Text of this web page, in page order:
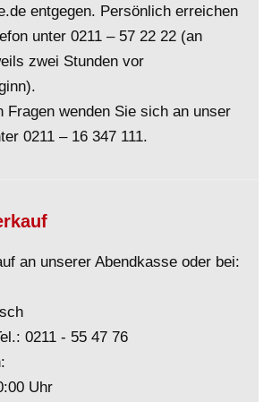
entgegen. Persönlich erreichen
unter0211 – 57 22 22 (an
zwei Stunden vor
Fragen wenden Sie sich an unser
0211 – 16 347 111.
an unserer Abendkasse oder bei:
0211 - 55 47 76
Uhr